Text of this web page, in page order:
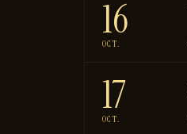
16
OCT.
17
OCT.